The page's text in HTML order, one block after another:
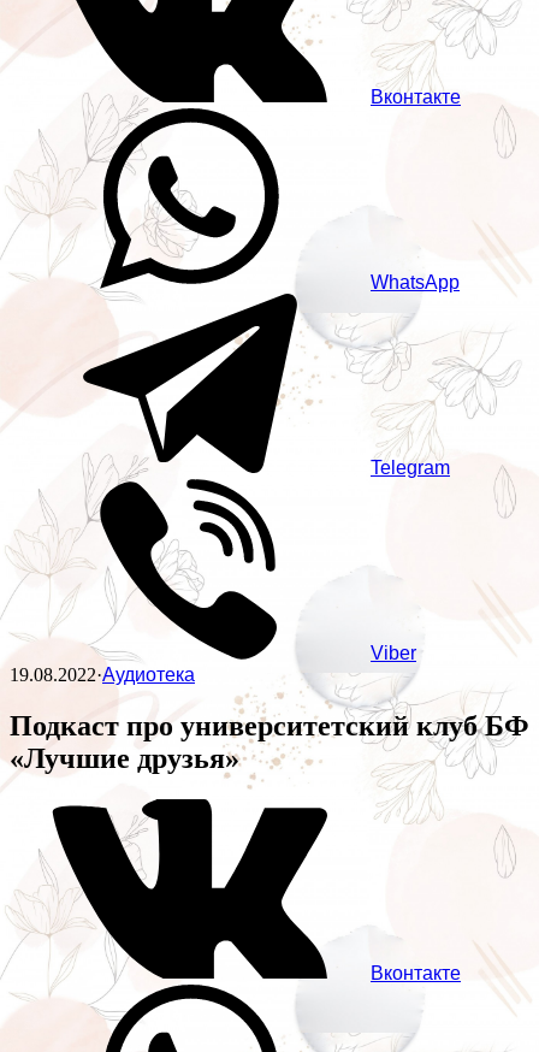
Вконтакте
WhatsApp
Telegram
Viber
19.08.2022·Аудиотека
Подкаст про университетский клуб БФ
«Лучшие друзья»
Вконтакте